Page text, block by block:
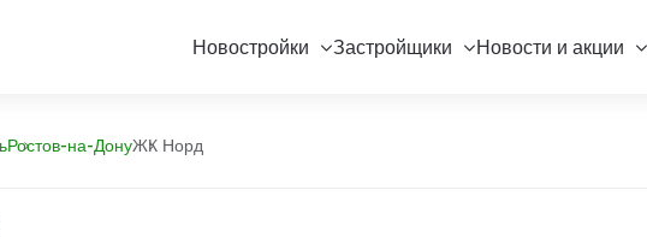
Новостройки Застройщики Новости и акции
Ростов-на-ДонуЖК Норд